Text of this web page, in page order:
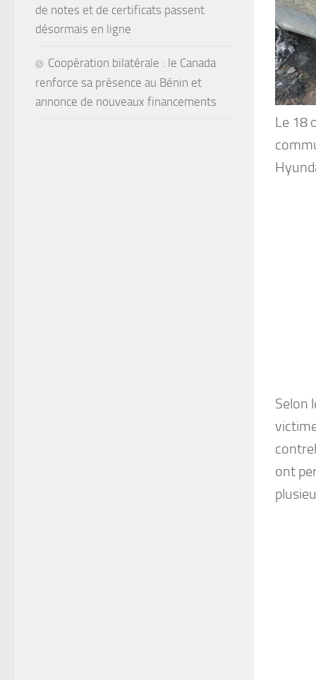
Le 18
Selon
ont
de notes et de certificats passent
désormais en ligne
Coopération bilatérale : le Canada
renforce sa présence au Bénin et
annonce de nouveaux financements